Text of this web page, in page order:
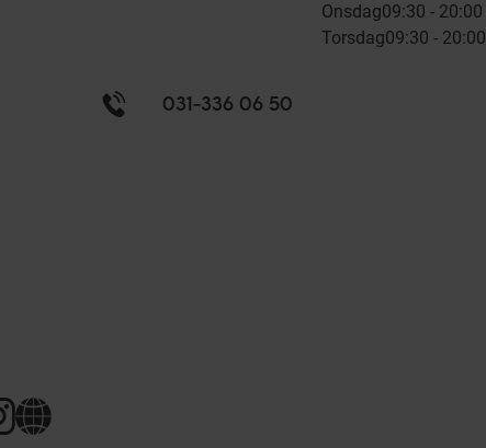
Onsdag09:30 - 20:00
Torsdag09:30 - 20:00
031-336 06 50